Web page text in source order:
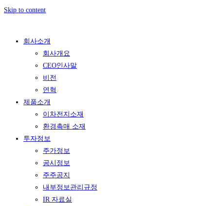
Skip to content
회사소개
회사개요
CEO인사말
비전
연혁
제품소개
이차전지소재
환경촉매 소재
투자정보
주가정보
공시정보
주주공지
내부정보관리규정
IR 자료실